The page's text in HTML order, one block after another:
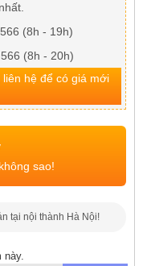
(8h - 19h)
(8h - 20h)
hệ để có giá mới
sao!
tại nội thành Hà Nội!
này.